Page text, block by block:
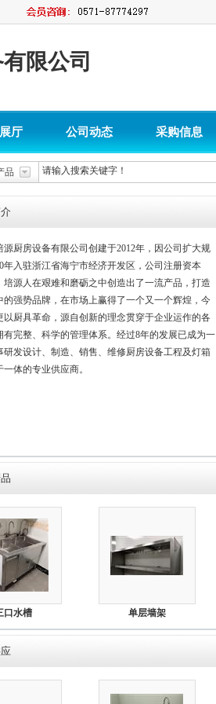
限公司
厅 公司动态 采购信息
品
源厨房设备有限公司创建于2012年，因公司扩大规
年入驻浙江省海宁市经济开发区，公司注册资本
培源人在艰难和磨砺之中创造出了一流产品，打造
的强势品牌，在市场上赢得了一个又一个辉煌，今
以厨具革命，源自创新的理念贯穿于企业运作的各
有完整、科学的管理体系。经过8年的发展已成为一
研发设计、制造、销售、维修厨房设备工程及灯箱
体的专业供应商。
口水槽 单层墙架